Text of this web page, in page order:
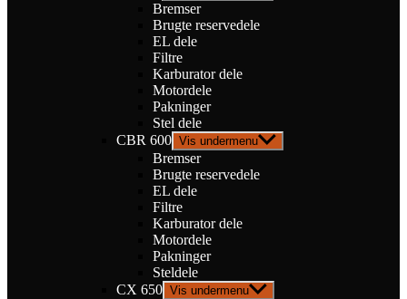
Bremser
Brugte reservedele
EL dele
Filtre
Karburator dele
Motordele
Pakninger
Stel dele
CBR 600 Vis undermenu
Bremser
Brugte reservedele
EL dele
Filtre
Karburator dele
Motordele
Pakninger
Steldele
CX 650 Vis undermenu